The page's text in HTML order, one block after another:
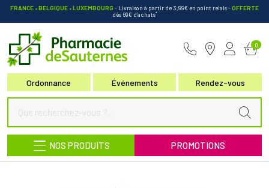
FRANCE • BELGIQUE • LUXEMBOURG - Livraison à partir de 3,99€ en point relais-OFFERTE
dès 69€ d’achats*
Ordonnance Événements Rendez-vous
0
NOS PRODUITS PROMOTIONS